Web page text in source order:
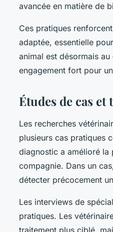
avancée en matière de
Ces pratiques
adaptée, essentielle
animal est désormais
engagement fort pour
Études de cas et
Les recherches
plusieurs cas pratiques
diagnostic a amélioré la
compagnie. Dans un
détecter précocement
Les interviews de
pratiques. Les